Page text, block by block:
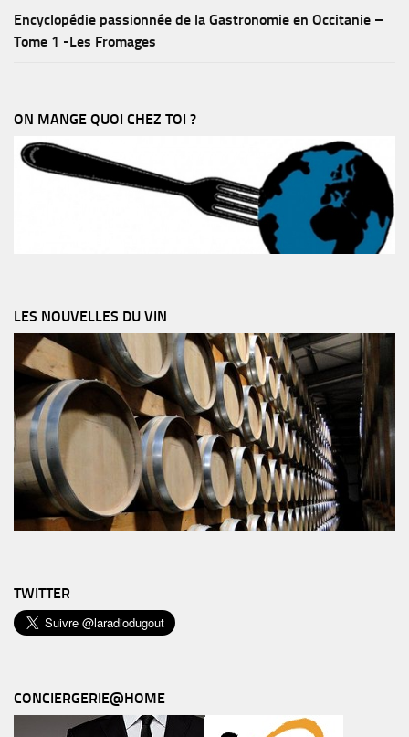
Encyclopédie passionnée de la Gastronomie en Occitanie –
Tome 1 -Les Fromages
ON MANGE QUOI CHEZ TOI ?
LES NOUVELLES DU VIN
TWITTER
CONCIERGERIE@HOME